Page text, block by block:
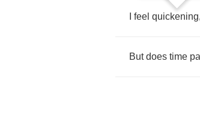
feel quickening,
But does time